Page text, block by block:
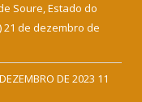
Soure, Estado do
21 de dezembro de
DE 2023 11